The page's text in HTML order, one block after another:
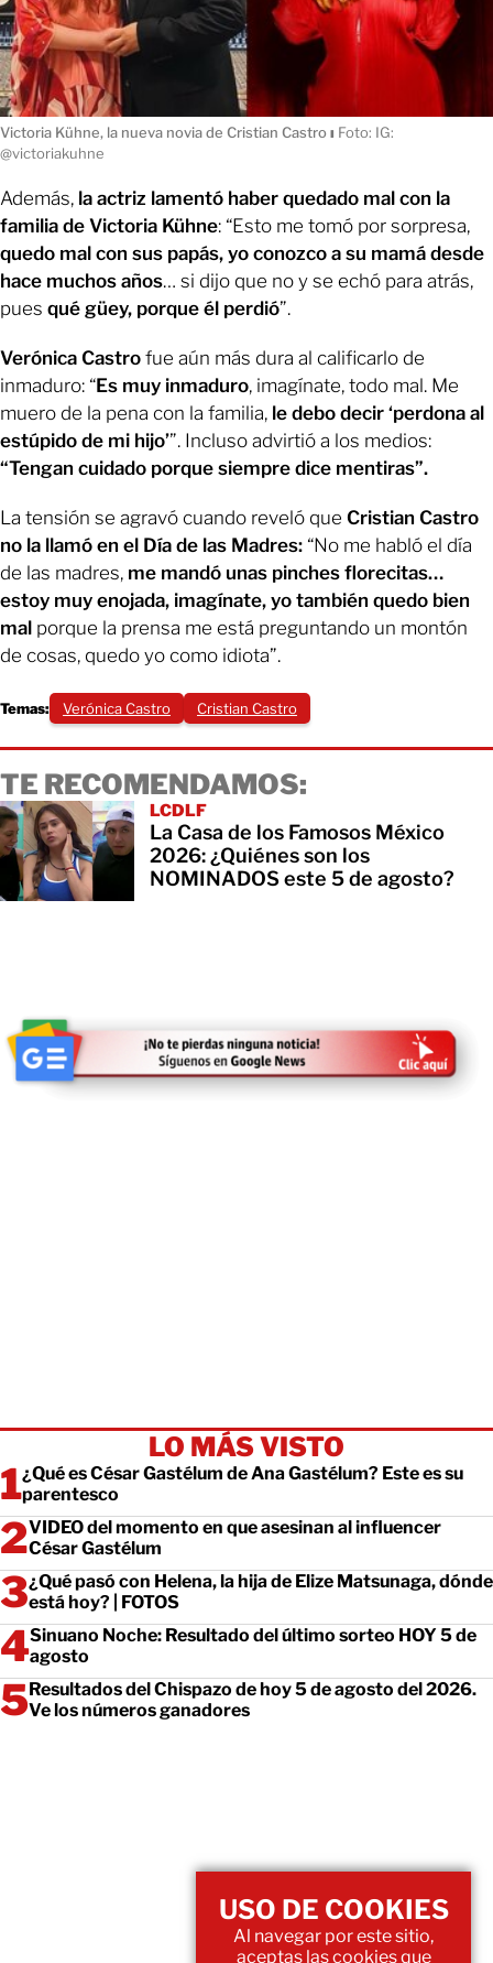
Victoria Kühne, la nueva novia de Cristian Castroı Foto: IG:
@victoriakuhne
Además, la actriz lamentó haber quedado mal con la
familia de Victoria Kühne: “Esto me tomó por sorpresa,
quedo mal con sus papás, yo conozco a su mamá desde
hace muchos años… si dijo que no y se echó para atrás,
pues qué güey, porque él perdió”.
Verónica Castro fue aún más dura al calificarlo de
inmaduro: “Es muy inmaduro, imagínate, todo mal. Me
muero de la pena con la familia, le debo decir ‘perdona al
estúpido de mi hijo’”. Incluso advirtió a los medios:
“Tengan cuidado porque siempre dice mentiras”.
La tensión se agravó cuando reveló que Cristian Castro
no la llamó en el Día de las Madres: “No me habló el día
de las madres, me mandó unas pinches florecitas…
estoy muy enojada, imagínate, yo también quedo bien
mal porque la prensa me está preguntando un montón
de cosas, quedo yo como idiota”.
Temas: Verónica Castro Cristian Castro
TE RECOMENDAMOS:
LCDLF
La Casa de los Famosos México
2026: ¿Quiénes son los
NOMINADOS este 5 de agosto?
LO MÁS VISTO
¿Qué es César Gastélum de Ana Gastélum? Este es su
parentesco
VIDEO del momento en que asesinan al influencer
César Gastélum
¿Qué pasó con Helena, la hija de Elize Matsunaga, dónde
está hoy? | FOTOS
Sinuano Noche: Resultado del último sorteo HOY 5 de
agosto
Resultados del Chispazo de hoy 5 de agosto del 2026.
Ve los números ganadores
USO DE COOKIES
Al navegar por este sitio,
aceptas las cookies que